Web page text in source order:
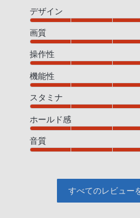
デザイン
画質
操作性
機能性
スタミナ
ホールド感
音質
すべてのレビュー